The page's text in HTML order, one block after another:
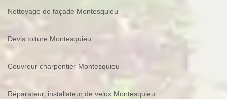
Nettoyage de façade Montesquieu
Devis toiture Montesquieu
Couvreur charpentier Montesquieu
Réparateur, installateur de velux Montesquieu